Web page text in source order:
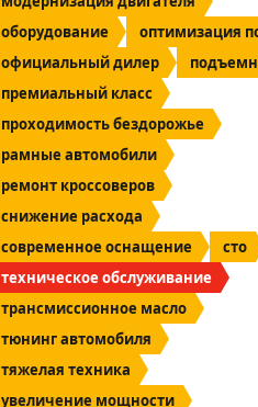
оборудование
оптимизация
официальный дилер
премиальный класс
проходимость бездорожье
рамные автомобили
ремонт кроссоверов
снижение расхода
современное оснащение
сто
техническое обслуживание
трансмиссионное масло
тюнинг автомобиля
тяжелая техника
увеличение мощности